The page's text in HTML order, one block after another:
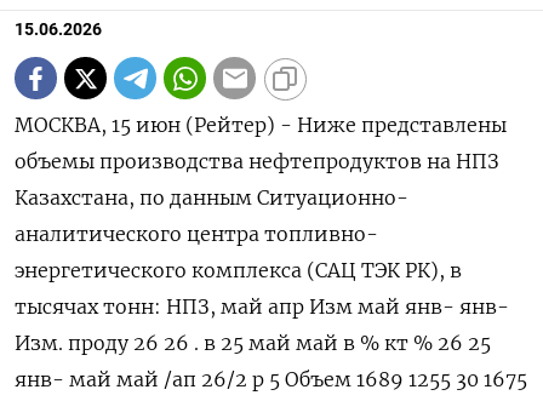
15.06.2026
МОСКВА, 15 ‌июн (Рейтер) - ​Ниже ​представлены объемы ​производства ⁠нефтепродуктов ‌на ‌НПЗ ​Казахстана, ‌по ​данным ‌Ситуационно-аналитического центра топливно-энергетического ​комплекса (САЦ ​ТЭК ‌РК), ​в тысячах тонн: НПЗ, май апр Изм май янв- янв- Изм. проду 26 26 . ​в 25 май май в % кт % 26 25 янв- май май /ап 26/2 р 5 Объем 1689 1255 30 1675 7416 7767 -5 перер ,950 ,683 ,244 ,177 ,578 аботк и нефти , всего : в т.ч.: Павло 541, 540, -3 535, 2682 2600 3 дарск 108 032 047 ,107 ,195 ий НХЗ Чимке 558, 124, 333 521, 1991 2554 -22 нтски 598 937 143 ,480 ,962 й ⁠НПЗ Атыра 473, 488, -6 491, 2439 2388 2 уский 545 031 914 ,155 ,079 НПЗ CASPI 93,3 81,0 12 98,6 190, 125, 51 BITUM 54 24 57 198 615 Конде 23,3 21,6 4 28,4 113, 98,7 15 нсат 45 59 83 237 27 Мотор 1253 876, 38 1126 5377 5383 0 ное ,095 988 ,164 ,087 ,567 топли во всего : Автоб 547, 363, 46 482, 2521 2564 -2 ензин 958 456 263 ,417 ,313 , всего : Павло 145, 157, -11 151, 770, 730, 5 дарск 385 296 904 561 735 ий НХЗ Чимке 201, 24,1 709 189, 761, 974, -22 нтски 906 44 421 640 132 й НПЗ Атыра 173, 167, 0 121, 877, 774, 13 уский 036 120 026 807 327 НПЗ Конде 27,6 14,8 80 19,9 111, 85,1 31 нсат 31 96 12 409 19 Авиак 96,2 51,8 80 64,6 338, 319, 6 ероси 06 44 88 652 437 н, всего : Павло 27,5 29,3 -9 20,2 119, 98,3 21 дарск 19 23 50 160 21 ий НХЗ Чимке 37,7 7,37 395 28,0 123, 141, -13 нтски 11 3 59 479 356 й ‌НПЗ Атыра 30,9 15,1 98 16,3 96,0 79,7 20 уский 76 48 79 13 60 НПЗ Дизто 608, 461, 28 579, 2517 2499 1 пливо 931 688 213 ,018 ,817 , всего : Павло 206, 243, -18 186, 981, 882, 11 дарск 244 490 377 174 276 ий НХЗ Чимке 201, 33,0 489 192, 690, 831, -17 нтски 223 40 139 717 537 й ‌НПЗ Атыра 200, 181, 7 195, 834, 780, 7 уский 005 476 304 384 611 НПЗ Конде 1,45 3,68 -62 5,39 10,7 5,39 99 нсат 9 2 3 43 3 Мазут 91,9 101, -12 127, 483, 720, -33 , 03 563 321 834 765 всего : Павло 22,0 15,1 41 17,2 144, 191, -25 дарск 74 01 24 092 437 ий НХЗ Чимке 54,9 36,5 45 54,9 149, 294, -49 нтски 65 81 47 029 844 й ​НПЗ Атыра 14,8 49,8 -71 55,1 190, 234, -19 уский 64 81 50 713 484 НПЗ Кокс, 52,6 48,2 6 23,6 233, 175, 33 всего 17 25 33 616 159 : Павло 35,5 33,3 3 19,4 159, 124, 28 дарск 52 17 11 960 559 ий НХЗ Атыра 17,0 14,9 11 4,22 73,6 50,6 46 уский 65 08 2 56 00 НПЗ Битум 92,3 74,8 19 89,1 254, 208, 22 , 03 62 18 593 571 всего : Павло 53,4 47,4 9 51,1 181, 160, 14 дарск 33 05 57 763 061 ий НХЗ CASPI 38,8 27,4 37 37,9 72,8 48,5 50 BITUM 70 57 61 30 10 Печно 0,43 1,63 -74 2,11 5,31 16,6 -68 е 1 5 5 2 70 топли во, всего : Павло 0 0,00 -10 1,82 0,00 13,3 -100 дарск 2 0 0 2 99 ий Атыра 0,43 1,63 -74 0,29 5,31 3,27 62 уский 1 3 5 0 1 НПЗ Вакуу 0,50 0,86 -44 1,81 3,69 3,69 0 мный 3 3 0 8 1 газой ль, всего : Атыра 0 0 0,00 0,00 1,88 -100 уский 0 0 1 НПЗ Конде 0,50 0,86 -44 1,81 3,69 1,81 104 нсат 3 3 0 8 0 Бензо 1,93 1,25 50 9,34 5,18 23,7 -78 л 7 2 0 0 31 всего : Атыра 1,93 1,25 50 9,34 5,18 23,7 -78 уский 7 2 0 0 31 НПЗ Гудро 0,37 0,53 -33 0,73 2,76 0,73 277 н 1 2 2 2 2 всего : Конде 0,37 0,53 -33 0,73 2,76 0,73 277 нсат 1 2 2 2 2 Парак 0 0 19,3 0 47,2 -100 силол 41 56 всего : Атыра 0 0 19,3 0 47,2 -100 уский 41 56 НПЗ Водор 5,11 5,16 -4 4,92 25,6 25,0 2 одосо 0 0 1 43 19 держа щий газ (ВСГ) Павло 5,11 5,16 -4 4,92 25,6 25,0 2 дарск 0 0 1 43 19 ий НХЗ Нафта 0 0 0,42 0,03 0,77 -96 прямо 0 0 4 гонна я всего : Павло 0 0 0,42 0,03 0,77 -96 дарск 0 0 4 ий НХЗ Очище 53,6 52,8 -2 59,3 114, 74,5 54 нная 28 32 52 827 56 (това рная) нефть Caspi 53,6 52,8 -2 59,3 114, 74,5 54 Bitum 28 32 52 827 56 Сера 225, 218, 0 205, 963, 1058 -9 всего 823 167 286 987 ,603 : Павло 5,64 5,06 8 6,33 27,8 24,9 12 дарск 9 2 9 10 09 ий НХЗ Чимке 1,33 0,13 853 1,21 4,86 5,50 -12 нтски 0 5 0 3 8 й ‌НПЗ Атыра 0,72 0,67 3 0,86 3,22 3,04 6 уский